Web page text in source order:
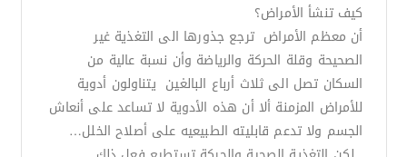
كيف تنشأ الأمراض؟
أن معظم الأمراض ترجع جذورها الى التغذية غير
الصحيحة وقلة الحركة والرياضة وأن نسبة عالية من
السكان تصل الى ثلاث أرباع البالغين يتناولون أدوية
للأمراض المزمنة ألا أن هذه الأدوية لا تساعد على أنعاش
الجسم ولا تدعم قابليته الطبيعيه على أصلاح الخلل…